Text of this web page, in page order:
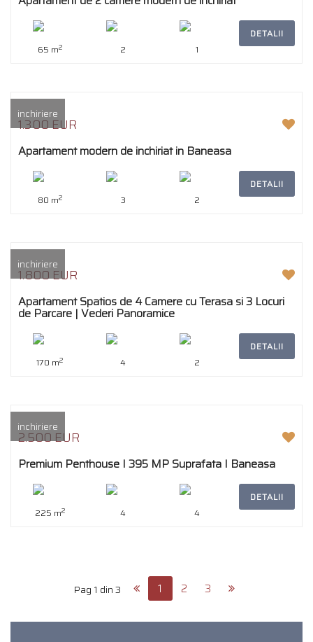
65 m2 2 1
DETALII
inchiriere
1.300 EUR
Apartament modern de inchiriat in Baneasa
80 m2 3 2
DETALII
inchiriere
1.800 EUR
Apartament Spatios de 4 Camere cu Terasa si 3 Locuri
de Parcare | Vederi Panoramice
170 m2 4 2
DETALII
inchiriere
2.500 EUR
Premium Penthouse I 395 MP Suprafata I Baneasa
225 m2 4 4
DETALII
Pag 1 din 3 1 2 3